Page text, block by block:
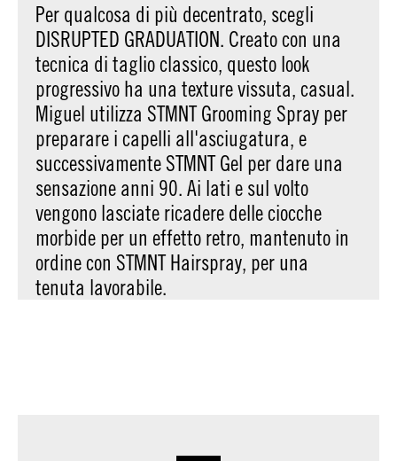
Per qualcosa di più decentrato, scegli
DISRUPTED GRADUATION. Creato con una
tecnica di taglio classico, questo look
progressivo ha una texture vissuta, casual.
Miguel utilizza STMNT Grooming Spray per
preparare i capelli all'asciugatura, e
successivamente STMNT Gel per dare una
sensazione anni 90. Ai lati e sul volto
vengono lasciate ricadere delle ciocche
morbide per un effetto retro, mantenuto in
ordine con STMNT Hairspray, per una
tenuta lavorabile.